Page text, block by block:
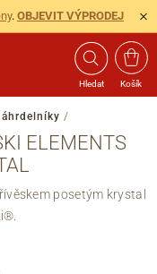
. OBJEVIT VÝPRODEJ
Hledat Košík
/
ELEMENTS
posetým krystal